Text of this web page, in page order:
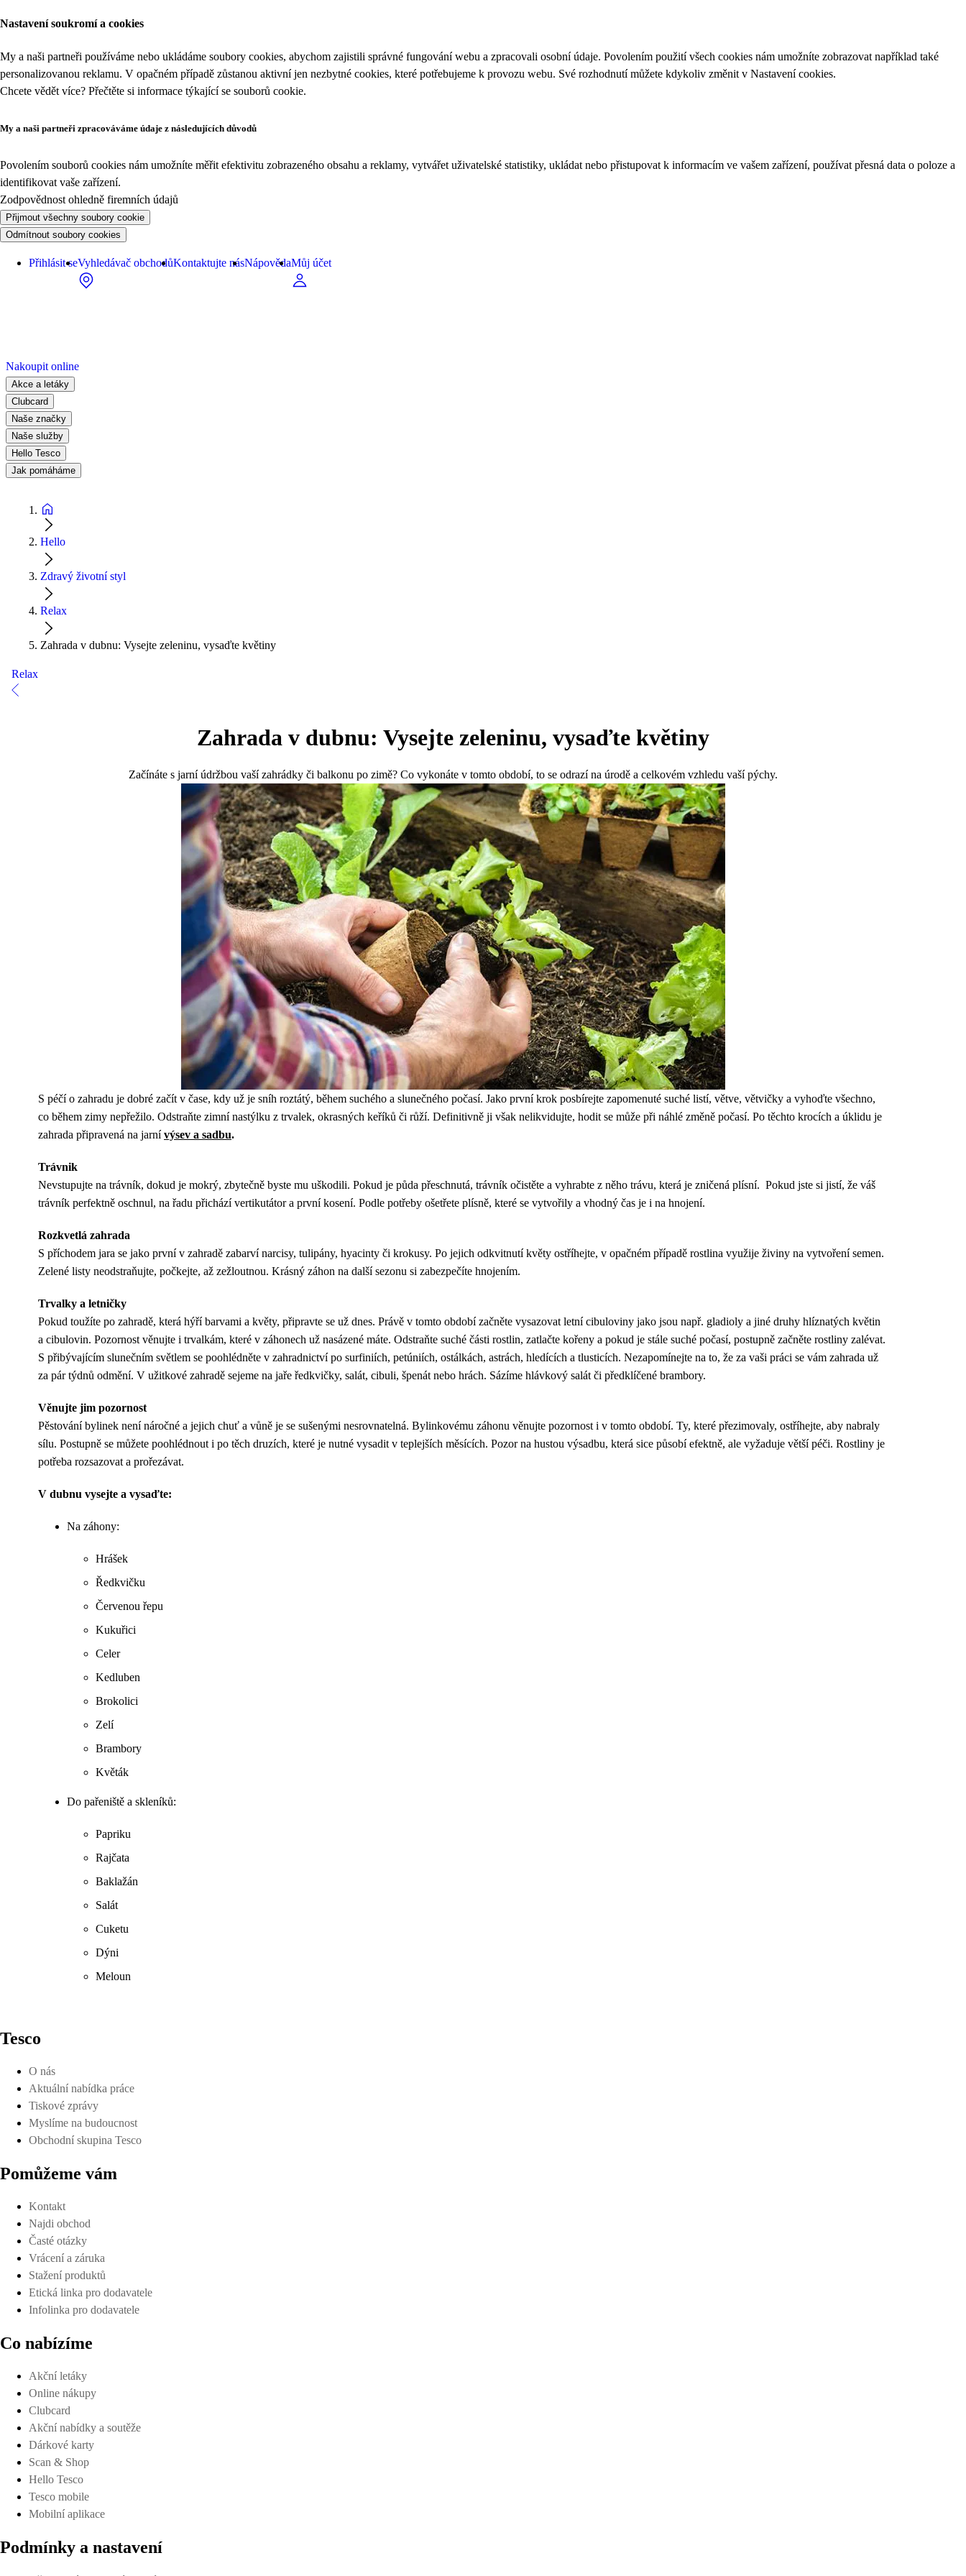
Nastavení soukromí a cookies
My a naši partneři používáme nebo ukládáme soubory cookies, abychom zajistili správné fungování webu a zpracovali osobní údaje. Povolením použití všech cookies nám umožníte zobrazovat například také
personalizovanou reklamu. V opačném případě zůstanou aktivní jen nezbytné cookies, které potřebujeme k provozu webu. Své rozhodnutí můžete kdykoliv změnit v Nastavení cookies.
Chcete vědět více? Přečtěte si informace týkající se souborů cookie.
My a naši partneři zpracováváme údaje z následujících důvodů
Povolením souborů cookies nám umožníte měřit efektivitu zobrazeného obsahu a reklamy, vytvářet uživatelské statistiky, ukládat nebo přistupovat k informacím ve vašem zařízení, používat přesná data o poloze a
identifikovat vaše zařízení.
Zodpovědnost ohledně firemních údajů
Přijmout všechny soubory cookie
Odmítnout soubory cookies
Přihlásit seVyhledávač obchodůKontaktujte násNápovědaMůj účet
Nakoupit online
Akce a letáky
Clubcard
Naše značky
Naše služby
Hello Tesco
Jak pomáháme
Hello
Zdravý životní styl
Relax
Zahrada v dubnu: Vysejte zeleninu, vysaďte květiny
Relax
Zahrada v dubnu: Vysejte zeleninu, vysaďte květiny
Začínáte s jarní údržbou vaší zahrádky či balkonu po zimě? Co vykonáte v tomto období, to se odrazí na úrodě a celkovém vzhledu vaší pýchy.
S péčí o zahradu je dobré začít v čase, kdy už je sníh roztátý, během suchého a slunečného počasí. Jako první krok posbírejte zapomenuté suché listí, větve, větvičky a vyhoďte všechno,
co během zimy nepřežilo. Odstraňte zimní nastýlku z trvalek, okrasných keříků či růží. Definitivně ji však nelikvidujte, hodit se může při náhlé změně počasí. Po těchto krocích a úklidu je
zahrada připravená na jarnívýsev a sadbu.
Trávnik
Nevstupujte na trávník, dokud je mokrý, zbytečně byste mu uškodili. Pokud je půda přeschnutá, trávník očistěte a vyhrabte z něho trávu, která je zničená plísní. Pokud jste si jistí, že váš
trávník perfektně oschnul, na řadu přichází vertikutátor a první kosení. Podle potřeby ošetřete plísně, které se vytvořily a vhodný čas je i na hnojení.
Rozkvetlá zahrada
S příchodem jara se jako první v zahradě zabarví narcisy, tulipány, hyacinty či krokusy. Po jejich odkvitnutí květy ostříhejte, v opačném případě rostlina využije živiny na vytvoření semen.
Zelené listy neodstraňujte, počkejte, až zežloutnou. Krásný záhon na další sezonu si zabezpečíte hnojením.
Trvalky a letničky
Pokud toužíte po zahradě, která hýří barvami a květy, připravte se už dnes. Právě v tomto období začněte vysazovat letní cibuloviny jako jsou např. gladioly a jiné druhy hlíznatých květin
a cibulovin. Pozornost věnujte i trvalkám, které v záhonech už nasázené máte. Odstraňte suché části rostlin, zatlačte kořeny a pokud je stále suché počasí, postupně začněte rostliny zalévat.
S přibývajícím slunečním světlem se poohlédněte v zahradnictví po surfiniích, petúniích, ostálkách, astrách, hledících a tlusticích. Nezapomínejte na to, že za vaši práci se vám zahrada už
za pár týdnů odmění. V užitkové zahradě sejeme na jaře ředkvičky, salát, cibuli, špenát nebo hrách. Sázíme hlávkový salát či předklíčené brambory.
Věnujte jim pozornost
Pěstování bylinek není náročné a jejich chuť a vůně je se sušenými nesrovnatelná. Bylinkovému záhonu věnujte pozornost i v tomto období. Ty, které přezimovaly, ostříhejte, aby nabraly
sílu. Postupně se můžete poohlédnout i po těch druzích, které je nutné vysadit v teplejších měsících. Pozor na hustou výsadbu, která sice působí efektně, ale vyžaduje větší péči. Rostliny je
potřeba rozsazovat a prořezávat.
V dubnu vysejte a vysaďte:
Na záhony:
Hrášek
Ředkvičku
Červenou řepu
Kukuřici
Celer
Kedluben
Brokolici
Zelí
Brambory
Květák
Do pařeniště a skleníků:
Papriku
Rajčata
Baklažán
Salát
Cuketu
Dýni
Meloun
Tesco
O nás
Aktuální nabídka práce
Tiskové zprávy
Myslíme na budoucnost
Obchodní skupina Tesco
Pomůžeme vám
Kontakt
Najdi obchod
Časté otázky
Vrácení a záruka
Stažení produktů
Etická linka pro dodavatele
Infolinka pro dodavatele
Co nabízíme
Akční letáky
Online nákupy
Clubcard
Akční nabídky a soutěže
Dárkové karty
Scan & Shop
Hello Tesco
Tesco mobile
Mobilní aplikace
Podmínky a nastavení